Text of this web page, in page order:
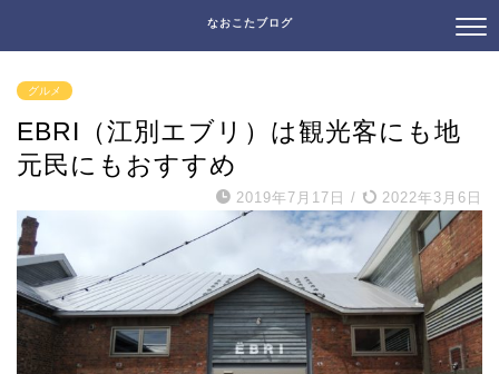
なおこたブログ
グルメ
EBRI（江別エブリ）は観光客にも地
元民にもおすすめ
2019年7月17日 / 2022年3月6日